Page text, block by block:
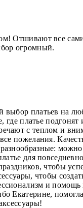
Отшивают все
огромный.
выбор платьев на
где платье
с теплом и
пожелания.
можно
для
чтобы
чтобы
и
Екатерине,